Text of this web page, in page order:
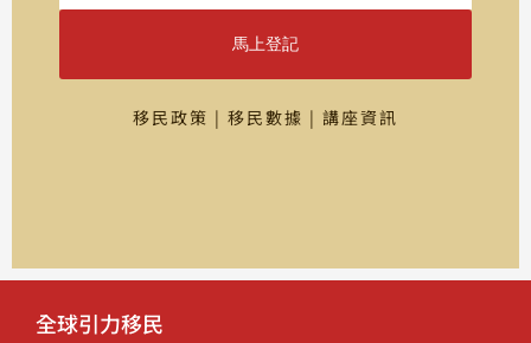
馬上登記
移民政策 | 移民數據 | 講座資訊
全球引力移民